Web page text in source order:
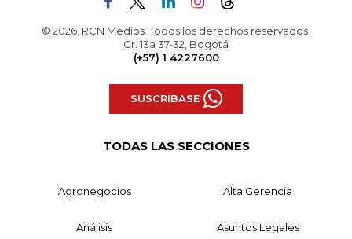
© 2026, RCN Medios. Todos los derechos reservados.
Cr. 13a 37-32, Bogotá
(+57) 1 4227600
SUSCRÍBASE
TODAS LAS SECCIONES
Agronegocios Alta Gerencia
Análisis Asuntos Legales